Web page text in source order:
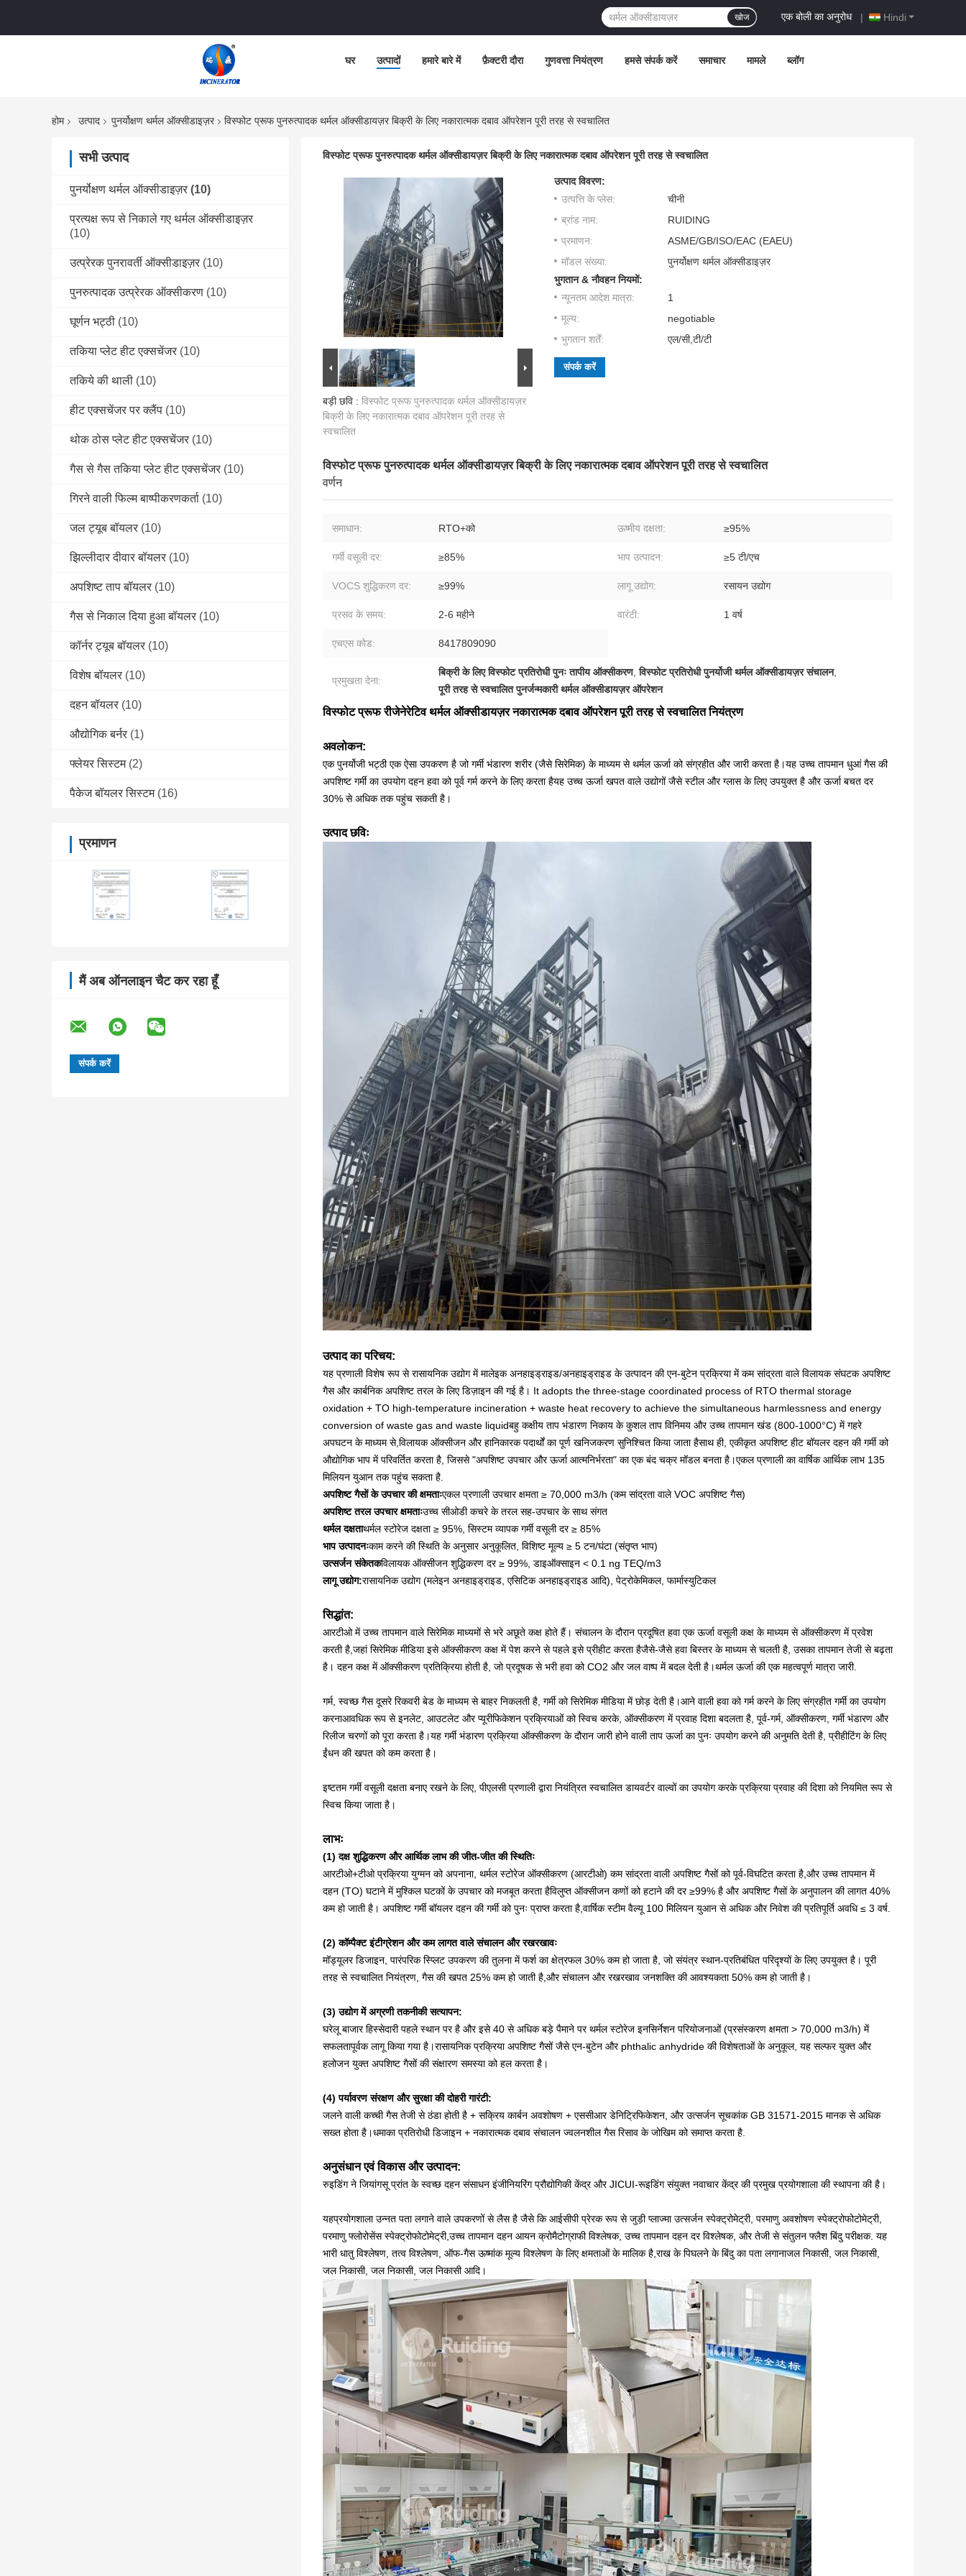
Hindi
एक बोली का अनुरोध |
खोज
घर उत्पादों हमारे बारे में फ़ैक्टरी दौरा गुणवत्ता नियंत्रण हमसे संपर्क करें समाचार मामले ब्लॉग
होम उत्पाद पुनर्योक्षण थर्मल ऑक्सीडाइज़र विस्फोट प्रूफ पुनरुत्पादक थर्मल ऑक्सीडायज़र बिक्री के लिए नकारात्मक दबाव ऑपरेशन पूरी तरह से स्वचालित
सभी उत्पाद
पुनर्योक्षण थर्मल ऑक्सीडाइज़र (10)
प्रत्यक्ष रूप से निकाले गए थर्मल ऑक्सीडाइज़र
(10)
उत्प्रेरक पुनरावर्ती ऑक्सीडाइज़र (10)
पुनरुत्पादक उत्प्रेरक ऑक्सीकरण (10)
घूर्णन भट्ठी (10)
तकिया प्लेट हीट एक्सचेंजर (10)
तकिये की थाली (10)
हीट एक्सचेंजर पर क्लैंप (10)
थोक ठोस प्लेट हीट एक्सचेंजर (10)
गैस से गैस तकिया प्लेट हीट एक्सचेंजर (10)
गिरने वाली फिल्म बाष्पीकरणकर्ता (10)
जल ट्यूब बॉयलर (10)
झिल्लीदार दीवार बॉयलर (10)
अपशिष्ट ताप बॉयलर (10)
गैस से निकाल दिया हुआ बॉयलर (10)
कॉर्नर ट्यूब बॉयलर (10)
विशेष बॉयलर (10)
दहन बॉयलर (10)
औद्योगिक बर्नर (1)
फ्लेयर सिस्टम (2)
पैकेज बॉयलर सिस्टम (16)
प्रमाणन
मैं अब ऑनलाइन चैट कर रहा हूँ
विस्फोट प्रूफ पुनरुत्पादक थर्मल ऑक्सीडायज़र बिक्री के लिए नकारात्मक दबाव ऑपरेशन पूरी तरह से स्वचालित
बड़ी छवि : विस्फोट प्रूफ पुनरुत्पादक थर्मल ऑक्सीडायज़र
बिक्री के लिए नकारात्मक दबाव ऑपरेशन पूरी तरह से
स्वचालित
उत्पाद विवरण:
उत्पत्ति के प्लेस:
चीनी
ब्रांड नाम:
RUIDING
प्रमाणन:
ASME/GB/ISO/EAC (EAEU)
मॉडल संख्या:
पुनर्योक्षण थर्मल ऑक्सीडाइज़र
भुगतान & नौवहन नियमों:
न्यूनतम आदेश मात्रा:
1
मूल्य:
negotiable
भुगतान शर्तें:
एल/सी,टी/टी
संपर्क करें
विस्फोट प्रूफ पुनरुत्पादक थर्मल ऑक्सीडायज़र बिक्री के लिए नकारात्मक दबाव ऑपरेशन पूरी तरह से स्वचालित
वर्णन
समाधान: RTO+को ऊष्मीय दक्षता: ≥95%
गर्मी वसूली दर: ≥85% भाप उत्पादन: ≥5 टी/एच
VOCS शुद्धिकरण दर: ≥99% लागू उद्योग: रसायन उद्योग
प्रसव के समय: 2-6 महीने वारंटी: 1 वर्ष
एचएस कोड: 8417809090
प्रमुखता देना:
बिक्री के लिए विस्फोट प्रतिरोधी पुनः तापीय ऑक्सीकरण,विस्फोट प्रतिरोधी पुनर्योजी थर्मल ऑक्सीडायज़र संचालन,
पूरी तरह से स्वचालित पुनर्जन्मकारी थर्मल ऑक्सीडायज़र ऑपरेशन
विस्फोट प्रूफ रीजेनेरेटिव थर्मल ऑक्सीडायज़र नकारात्मक दबाव ऑपरेशन पूरी तरह से स्वचालित नियंत्रण
अवलोकन:
एक पुनर्योजी भट्ठी एक ऐसा उपकरण है जो गर्मी भंडारण शरीर (जैसे सिरेमिक) के माध्यम से थर्मल ऊर्जा को संग्रहीत और जारी करता है।यह उच्च तापमान धुआं गैस की
अपशिष्ट गर्मी का उपयोग दहन हवा को पूर्व गर्म करने के लिए करता हैयह उच्च ऊर्जा खपत वाले उद्योगों जैसे स्टील और ग्लास के लिए उपयुक्त है और ऊर्जा बचत दर
30% से अधिक तक पहुंच सकती है।
उत्पाद छविः
उत्पाद का परिचय:
यह प्रणाली विशेष रूप से रासायनिक उद्योग में मालेइक अनहाइड्राइड/अनहाइड्राइड के उत्पादन की एन-बुटेन प्रक्रिया में कम सांद्रता वाले विलायक संघटक अपशिष्ट
गैस और कार्बनिक अपशिष्ट तरल के लिए डिज़ाइन की गई है। It adopts the three-stage coordinated process of RTO thermal storage
oxidation + TO high-temperature incineration + waste heat recovery to achieve the simultaneous harmlessness and energy
conversion of waste gas and waste liquidबहु कक्षीय ताप भंडारण निकाय के कुशल ताप विनिमय और उच्च तापमान खंड (800-1000°C) में गहरे
अपघटन के माध्यम से,विलायक ऑक्सीजन और हानिकारक पदार्थों का पूर्ण खनिजकरण सुनिश्चित किया जाता हैसाथ ही, एकीकृत अपशिष्ट हीट बॉयलर दहन की गर्मी को
औद्योगिक भाप में परिवर्तित करता है, जिससे "अपशिष्ट उपचार और ऊर्जा आत्मनिर्भरता" का एक बंद चक्र मॉडल बनता है।एकल प्रणाली का वार्षिक आर्थिक लाभ 135
मिलियन युआन तक पहुंच सकता है.
अपशिष्ट गैसों के उपचार की क्षमताःएकल प्रणाली उपचार क्षमता ≥ 70,000 m3/h (कम सांद्रता वाले VOC अपशिष्ट गैस)
अपशिष्ट तरल उपचार क्षमताःउच्च सीओडी कचरे के तरल सह-उपचार के साथ संगत
थर्मल दक्षताथर्मल स्टोरेज दक्षता ≥ 95%, सिस्टम व्यापक गर्मी वसूली दर ≥ 85%
भाप उत्पादनःकाम करने की स्थिति के अनुसार अनुकूलित, विशिष्ट मूल्य ≥ 5 टन/घंटा (संतृप्त भाप)
उत्सर्जन संकेतकविलायक ऑक्सीजन शुद्धिकरण दर ≥ 99%, डाइऑक्साइन < 0.1 ng TEQ/m3
लागू उद्योग:रासायनिक उद्योग (मलेइन अनहाइड्राइड, एसिटिक अनहाइड्राइड आदि), पेट्रोकेमिकल, फार्मास्युटिकल
सिद्धांत:
आरटीओ में उच्च तापमान वाले सिरेमिक माध्यमों से भरे अछूते कक्ष होते हैं। संचालन के दौरान प्रदूषित हवा एक ऊर्जा वसूली कक्ष के माध्यम से ऑक्सीकरण में प्रवेश
करती है,जहां सिरेमिक मीडिया इसे ऑक्सीकरण कक्ष में पेश करने से पहले इसे प्रीहीट करता हैजैसे-जैसे हवा बिस्तर के माध्यम से चलती है, उसका तापमान तेजी से बढ़ता
है। दहन कक्ष में ऑक्सीकरण प्रतिक्रिया होती है, जो प्रदूषक से भरी हवा को CO2 और जल वाष्प में बदल देती है।थर्मल ऊर्जा की एक महत्वपूर्ण मात्रा जारी.
गर्म, स्वच्छ गैस दूसरे रिकवरी बेड के माध्यम से बाहर निकलती है, गर्मी को सिरेमिक मीडिया में छोड़ देती है।आने वाली हवा को गर्म करने के लिए संग्रहीत गर्मी का उपयोग
करनाआवधिक रूप से इनलेट, आउटलेट और प्यूरीफिकेशन प्रक्रियाओं को स्विच करके, ऑक्सीकरण में प्रवाह दिशा बदलता है, पूर्व-गर्म, ऑक्सीकरण, गर्मी भंडारण और
रिलीज चरणों को पूरा करता है।यह गर्मी भंडारण प्रक्रिया ऑक्सीकरण के दौरान जारी होने वाली ताप ऊर्जा का पुनः उपयोग करने की अनुमति देती है, प्रीहीटिंग के लिए
ईंधन की खपत को कम करता है।
इष्टतम गर्मी वसूली दक्षता बनाए रखने के लिए, पीएलसी प्रणाली द्वारा नियंत्रित स्वचालित डायवर्टर वाल्वों का उपयोग करके प्रक्रिया प्रवाह की दिशा को नियमित रूप से
स्विच किया जाता है।
लाभः
(1)दक्ष शुद्धिकरण और आर्थिक लाभ की जीत-जीत की स्थितिः
आरटीओ+टीओ प्रक्रिया युग्मन को अपनाना, थर्मल स्टोरेज ऑक्सीकरण (आरटीओ) कम सांद्रता वाली अपशिष्ट गैसों को पूर्व-विघटित करता है,और उच्च तापमान में
दहन (TO) घटाने में मुश्किल घटकों के उपचार को मजबूत करता हैविलुप्त ऑक्सीजन कणों को हटाने की दर ≥99% है और अपशिष्ट गैसों के अनुपालन की लागत 40%
कम हो जाती है। अपशिष्ट गर्मी बॉयलर दहन की गर्मी को पुनः प्राप्त करता है,वार्षिक स्टीम वैल्यू 100 मिलियन युआन से अधिक और निवेश की प्रतिपूर्ति अवधि ≤ 3 वर्ष.
(2) कॉम्पैक्ट इंटीग्रेशन और कम लागत वाले संचालन और रखरखावः
मॉड्यूलर डिजाइन, पारंपरिक स्प्लिट उपकरण की तुलना में फर्श का क्षेत्रफल 30% कम हो जाता है, जो संयंत्र स्थान-प्रतिबंधित परिदृश्यों के लिए उपयुक्त है। पूरी
तरह से स्वचालित नियंत्रण, गैस की खपत 25% कम हो जाती है,और संचालन और रखरखाव जनशक्ति की आवश्यकता 50% कम हो जाती है।
(3) उद्योग में अग्रणी तकनीकी सत्यापन:
घरेलू बाजार हिस्सेदारी पहले स्थान पर है और इसे 40 से अधिक बड़े पैमाने पर थर्मल स्टोरेज इनसिर्नेशन परियोजनाओं (प्रसंस्करण क्षमता > 70,000 m3/h) में
सफलतापूर्वक लागू किया गया है।रासायनिक प्रक्रिया अपशिष्ट गैसों जैसे एन-बुटेन और phthalic anhydride की विशेषताओं के अनुकूल, यह सल्फर युक्त और
हलोजन युक्त अपशिष्ट गैसों की संक्षारण समस्या को हल करता है।
(4) पर्यावरण संरक्षण और सुरक्षा की दोहरी गारंटी:
जलने वाली कच्ची गैस तेजी से ठंडा होती है + सक्रिय कार्बन अवशोषण + एससीआर डेनिट्रिफिकेशन, और उत्सर्जन सूचकांक GB 31571-2015 मानक से अधिक
सख्त होता है।धमाका प्रतिरोधी डिजाइन + नकारात्मक दबाव संचालन ज्वलनशील गैस रिसाव के जोखिम को समाप्त करता है.
अनुसंधान एवं विकास और उत्पादन:
रुइडिंग ने जियांगसू प्रांत के स्वच्छ दहन संसाधन इंजीनियरिंग प्रौद्योगिकी केंद्र और JICUI-रूइडिंग संयुक्त नवाचार केंद्र की प्रमुख प्रयोगशाला की स्थापना की है।
यहप्रयोगशाला उन्नत पता लगाने वाले उपकरणों से लैस है जैसे कि आईसीपी प्रेरक रूप से जुड़ी प्लाज्मा उत्सर्जन स्पेक्ट्रोमेट्री, परमाणु अवशोषण स्पेक्ट्रोफोटोमेट्री,
परमाणु फ्लोरोसेंस स्पेक्ट्रोफोटोमेट्री,उच्च तापमान दहन आयन क्रोमैटोग्राफी विश्लेषक, उच्च तापमान दहन दर विश्लेषक, और तेजी से संतुलन फ्लैश बिंदु परीक्षक. यह
भारी धातु विश्लेषण, तत्व विश्लेषण, ऑफ-गैस ऊष्मांक मूल्य विश्लेषण के लिए क्षमताओं के मालिक है,राख के पिघलने के बिंदु का पता लगानाजल निकासी, जल निकासी,
जल निकासी, जल निकासी, जल निकासी आदि।